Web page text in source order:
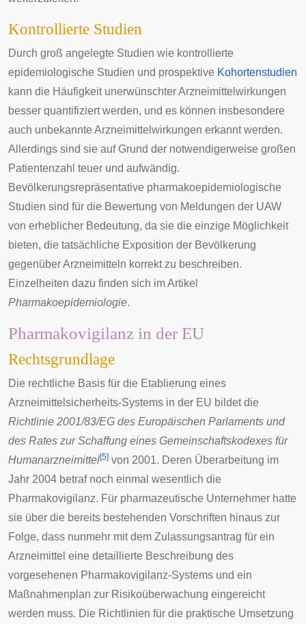
Kontrollierte Studien
Durch groß angelegte Studien wie kontrollierte
epidemiologische Studien und prospektive Kohortenstudien
kann die Häufigkeit unerwünschter Arzneimittelwirkungen
besser quantifiziert werden, und es können insbesondere
auch unbekannte Arzneimittelwirkungen erkannt werden.
Allerdings sind sie auf Grund der notwendigerweise großen
Patientenzahl teuer und aufwändig.
Bevölkerungsrepräsentative pharmakoepidemiologische
Studien sind für die Bewertung von Meldungen der UAW
von erheblicher Bedeutung, da sie die einzige Möglichkeit
bieten, die tatsächliche Exposition der Bevölkerung
gegenüber Arzneimitteln korrekt zu beschreiben.
Einzelheiten dazu finden sich im Artikel
Pharmakoepidemiologie.
Pharmakovigilanz in der EU
Rechtsgrundlage
Die rechtliche Basis für die Etablierung eines
Arzneimittelsicherheits-Systems in der EU bildet die
Richtlinie 2001/83/EG des Europäischen Parlaments und
des Rates zur Schaffung eines Gemeinschaftskodexes für
Humanarzneimittel[5] von 2001. Deren Überarbeitung im
Jahr 2004 betraf noch einmal wesentlich die
Pharmakovigilanz. Für pharmazeutische Unternehmer hatte
sie über die bereits bestehenden Vorschriften hinaus zur
Folge, dass nunmehr mit dem Zulassungsantrag für ein
Arzneimittel eine detaillierte Beschreibung des
vorgesehenen Pharmakovigilanz-Systems und ein
Maßnahmenplan zur Risikoüberwachung eingereicht
werden muss. Die Richtlinien für die praktische Umsetzung